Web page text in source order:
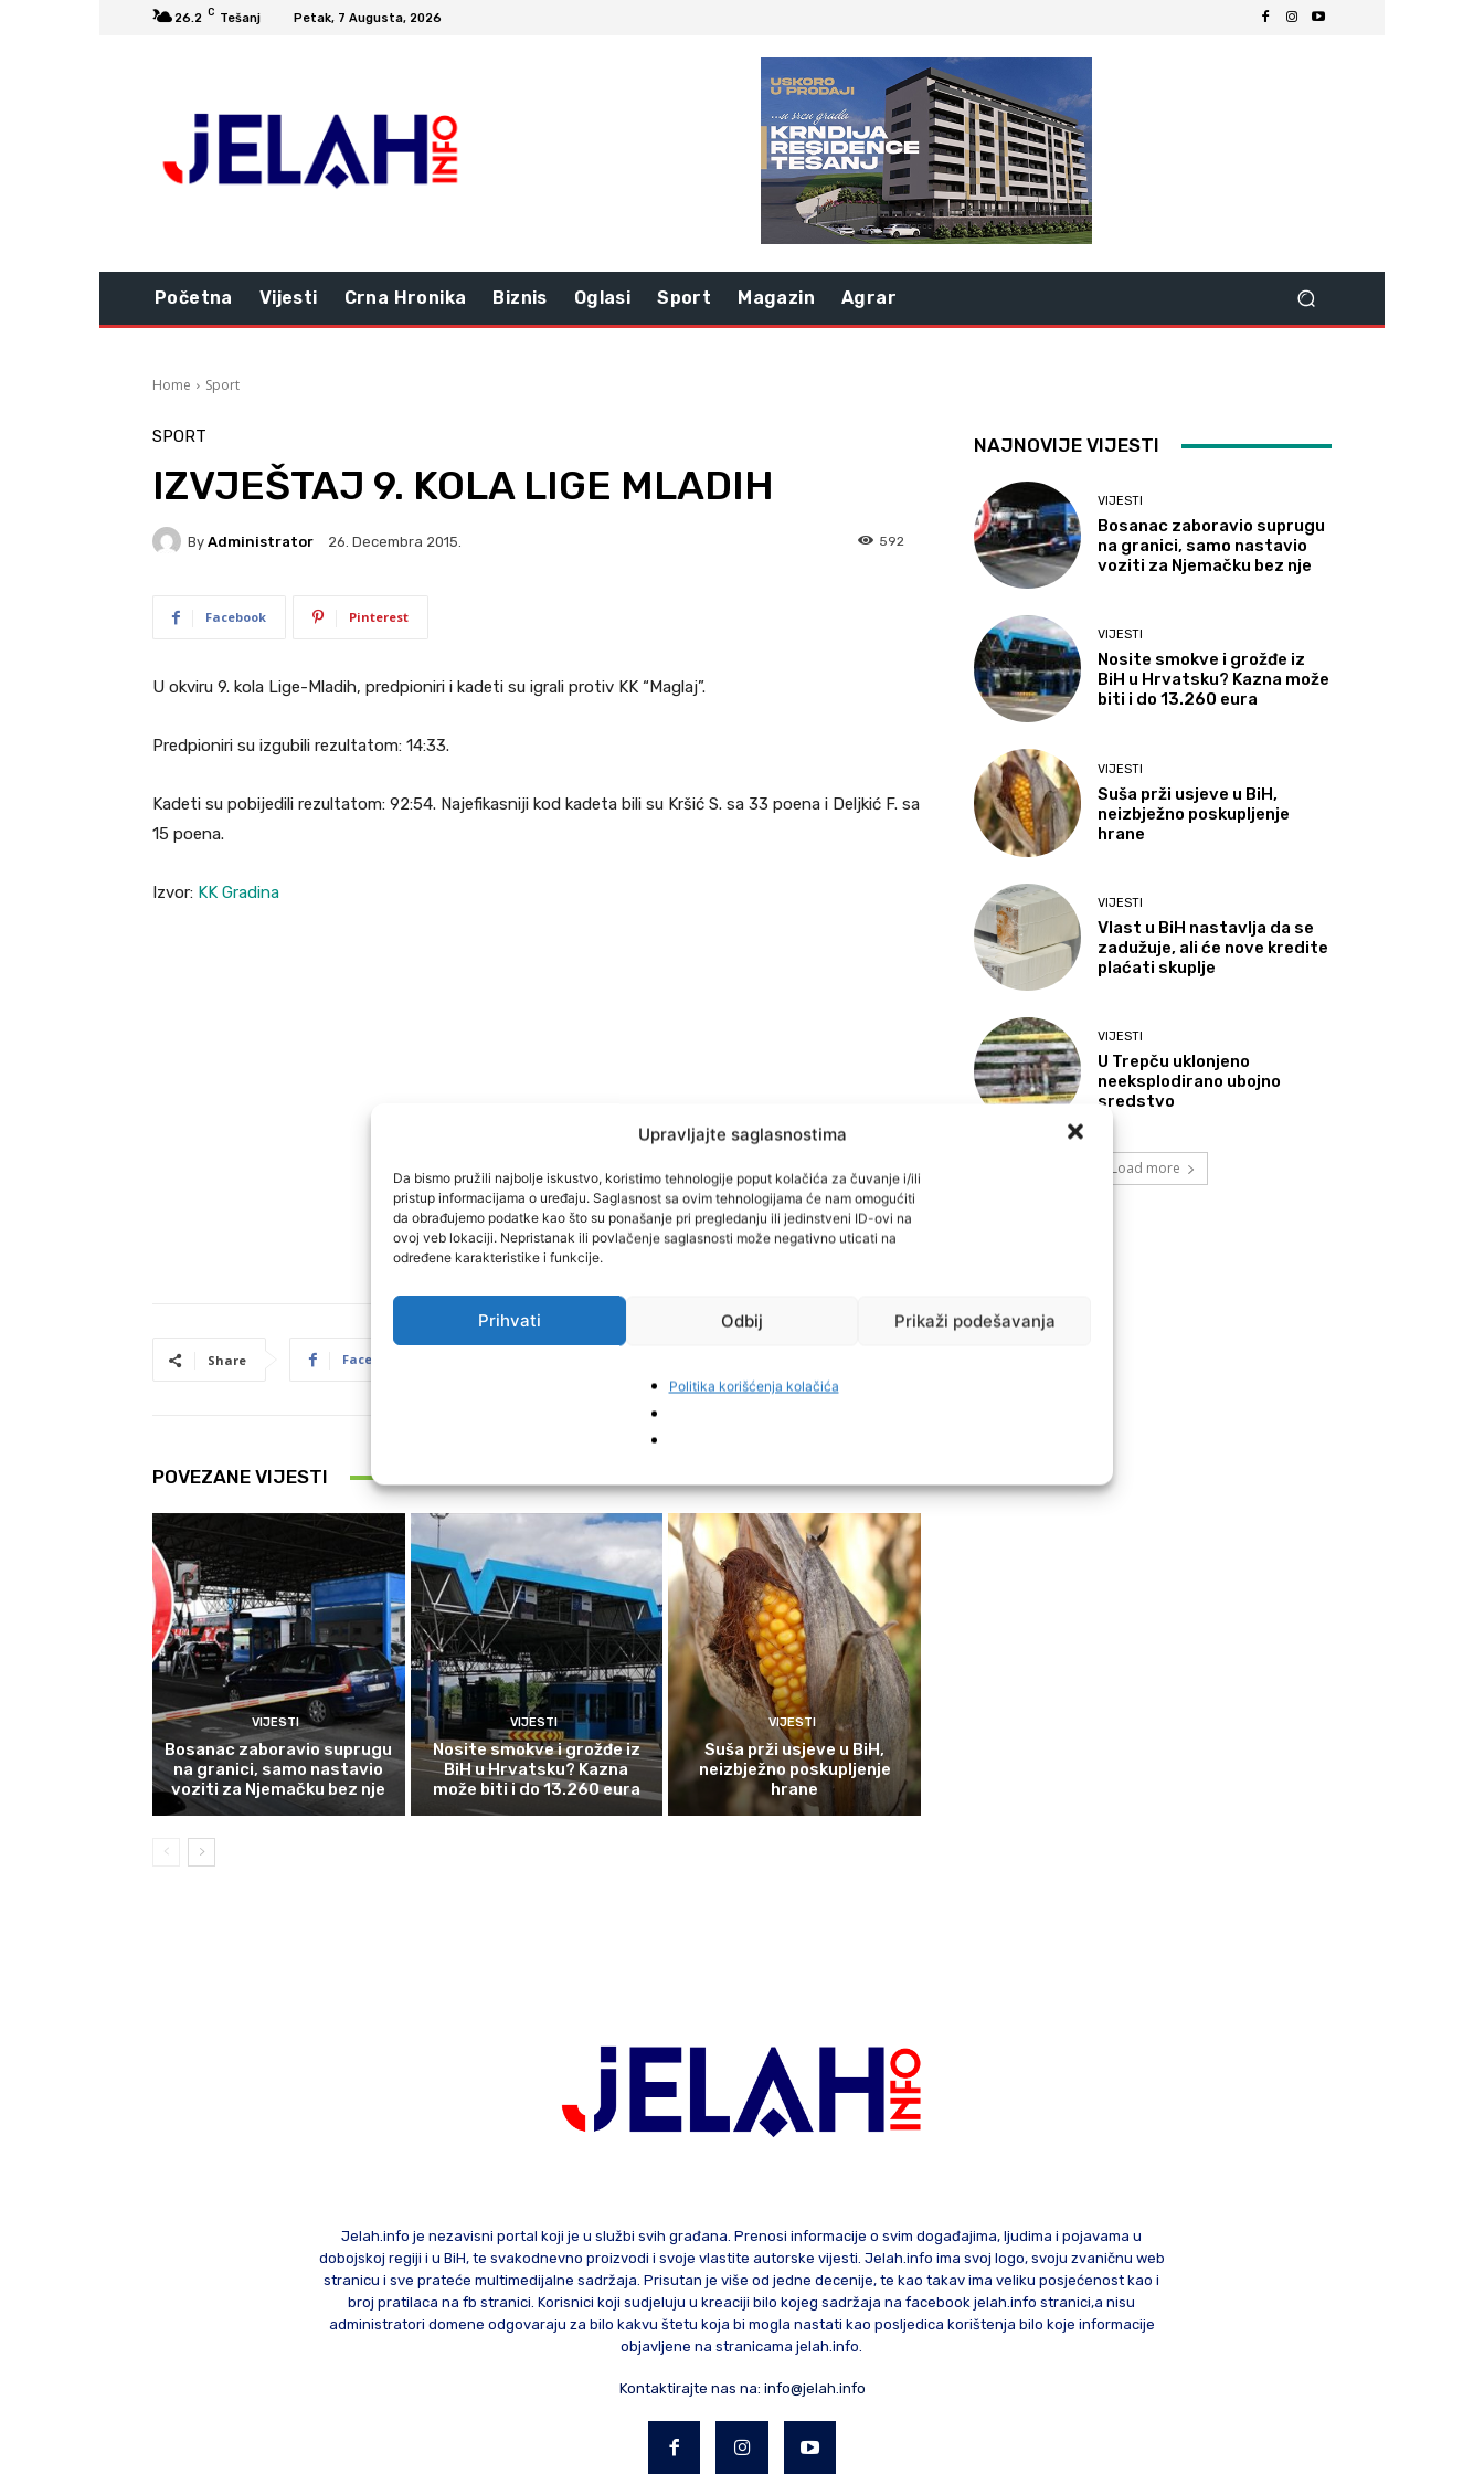
Upravljajte saglasnostima
Da bismo pružili najbolje iskustvo, koristimo tehnologije poput kolačića za čuvanje i/ili
pristup informacijama o uređaju. Saglasnost sa ovim tehnologijama će nam omogućiti
da obrađujemo podatke kao što su ponašanje pri pregledanju ili jedinstveni ID-ovi na
ovoj veb lokaciji. Nepristanak ili povlačenje saglasnosti može negativno uticati na
određene karakteristike i funkcije.
Prihvati Odbij Prikaži podešavanja
Politika korišćenja kolačića
26.2 C Tešanj Petak, 7 Augusta, 2026
Početna Vijesti Crna Hronika Biznis Oglasi Sport Magazin Agrar
Home Sport
SPORT
IZVJEŠTAJ 9. KOLA LIGE MLADIH
By Administrator 26. Decembra 2015. 592
Facebook Pinterest
U okviru 9. kola Lige-Mladih, predpioniri i kadeti su igrali protiv KK “Maglaj”.
Predpioniri su izgubili rezultatom: 14:33.
Kadeti su pobijedili rezultatom: 92:54. Najefikasniji kod kadeta bili su Kršić S. sa 33 poena i Deljkić F. sa
15 poena.
Izvor: KK Gradina
Share Facebook
POVEZANE VIJESTI
VIJESTI
Bosanac zaboravio suprugu
na granici, samo nastavio
voziti za Njemačku bez nje
VIJESTI
Nosite smokve i grožđe iz
BiH u Hrvatsku? Kazna
može biti i do 13.260 eura
VIJESTI
Suša prži usjeve u BiH,
neizbježno poskupljenje
hrane
NAJNOVIJE VIJESTI
VIJESTI
Bosanac zaboravio suprugu
na granici, samo nastavio
voziti za Njemačku bez nje
VIJESTI
Nosite smokve i grožđe iz
BiH u Hrvatsku? Kazna može
biti i do 13.260 eura
VIJESTI
Suša prži usjeve u BiH,
neizbježno poskupljenje
hrane
VIJESTI
Vlast u BiH nastavlja da se
zadužuje, ali će nove kredite
plaćati skuplje
VIJESTI
U Trepču uklonjeno
neeksplodirano ubojno
sredstvo
Load more
Jelah.info je nezavisni portal koji je u službi svih građana. Prenosi informacije o svim događajima, ljudima i pojavama u
dobojskoj regiji i u BiH, te svakodnevno proizvodi i svoje vlastite autorske vijesti. Jelah.info ima svoj logo, svoju zvaničnu web
stranicu i sve prateće multimedijalne sadržaja. Prisutan je više od jedne decenije, te kao takav ima veliku posjećenost kao i
broj pratilaca na fb stranici. Korisnici koji sudjeluju u kreaciji bilo kojeg sadržaja na facebook jelah.info stranici,a nisu
administratori domene odgovaraju za bilo kakvu štetu koja bi mogla nastati kao posljedica korištenja bilo koje informacije
objavljene na stranicama jelah.info.
Kontaktirajte nas na: info@jelah.info